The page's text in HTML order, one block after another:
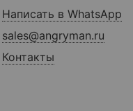
Написать в WhatsApp
sales@angryman.ru
Контакты